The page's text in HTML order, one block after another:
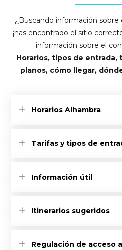
¿Buscando información sobre
¡has encontrado el sitio
información sobre el
Horarios, tipos de
planos, cómo llegar,
Horarios Alhambra
Tarifas y tipos de
Información útil
Itinerarios sugeridos
Regulación de acceso